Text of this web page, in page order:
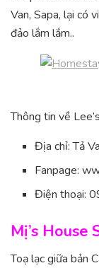
Van, Sapa, lại có
đảo lắm lắm..
Thông tin về
Địa chỉ: Tả
Fanpage:
Điện thoại:
Mị’s House
Toạ lạc giữa bản